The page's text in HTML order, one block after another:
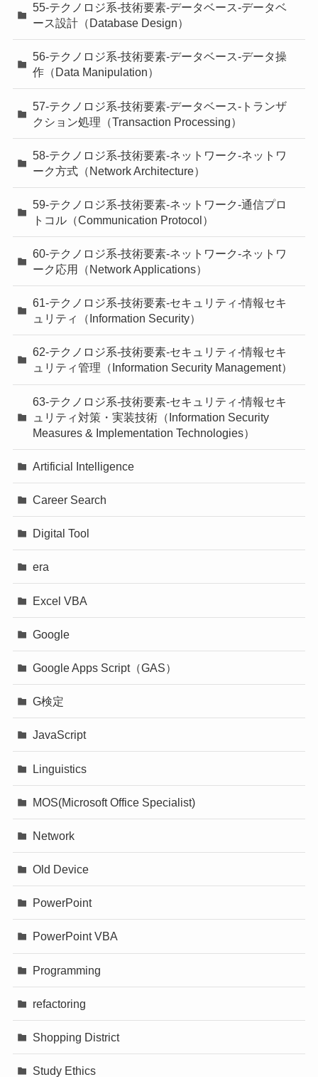
55-テクノロジ系-技術要素-データベース-データベ
ース設計（Database Design）
56-テクノロジ系-技術要素-データベース-データ操
作（Data Manipulation）
57-テクノロジ系-技術要素-データベース-トランザ
クション処理（Transaction Processing）
58-テクノロジ系-技術要素-ネットワーク-ネットワ
ーク方式（Network Architecture）
59-テクノロジ系-技術要素-ネットワーク-通信プロ
トコル（Communication Protocol）
60-テクノロジ系-技術要素-ネットワーク-ネットワ
ーク応用（Network Applications）
61-テクノロジ系-技術要素-セキュリティ-情報セキ
ュリティ（Information Security）
62-テクノロジ系-技術要素-セキュリティ-情報セキ
ュリティ管理（Information Security Management）
63-テクノロジ系-技術要素-セキュリティ-情報セキ
ュリティ対策・実装技術（Information Security
Measures & Implementation Technologies）
Artificial Intelligence
Career Search
Digital Tool
era
Excel VBA
Google
Google Apps Script（GAS）
G検定
JavaScript
Linguistics
MOS(Microsoft Office Specialist)
Network
Old Device
PowerPoint
PowerPoint VBA
Programming
refactoring
Shopping District
Study Ethics